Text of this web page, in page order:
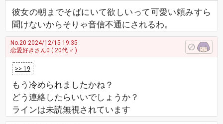
彼女の朝までそばにいて欲しいって可愛い頼みすら
聞けないからそりゃ音信不通にされるわ。
No.20 2024/12/15 19:35
恋愛好きさん0 ( 20代 ♂ )
>> 19
もう冷められましたかね？
どう連絡したらいいでしょうか？
ラインは未読無視されています